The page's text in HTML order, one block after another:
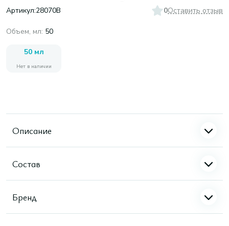
Артикул:28070B 0Оставить отзыв
Объем, мл: 50
50 мл
Нет в наличии
Описание
Состав
Бренд